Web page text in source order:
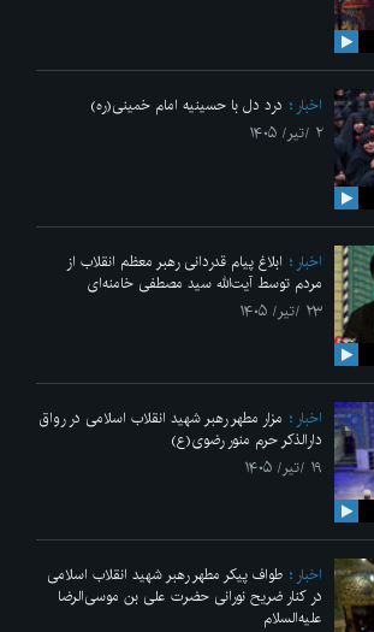
اخبار
درد دل با حسینیه امام خمینی(ره)
۲ /تیر/ ۱۴۰۵
اخبار
ابلاغ پیام قدردانی رهبر معظم انقلاب از
مردم توسط آیت‌الله سید مصطفی خامنه‌ای
۲۳ /تیر/ ۱۴۰۵
اخبار
مزار مطهر رهبر شهید انقلاب اسلامی در رواق
دارالذکر حرم منور رضوی(ع)
۱۹ /تیر/ ۱۴۰۵
اخبار
طواف پیکر مطهر رهبر شهید انقلاب اسلامی
در کنار ضریح نورانی حضرت علی‌ بن موسی‌الرضا
علیه‌السلام